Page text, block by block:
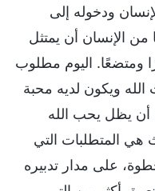
ودخوله إلى
الإنسان أن يمتثل
ومتضعًا. اليوم مطلوب
ويكون لديه محبة
أن يظل يحب الله
هي المتطلبات التي
على مدار تدبيره